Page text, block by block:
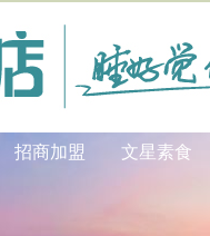
招商加盟 文星素食